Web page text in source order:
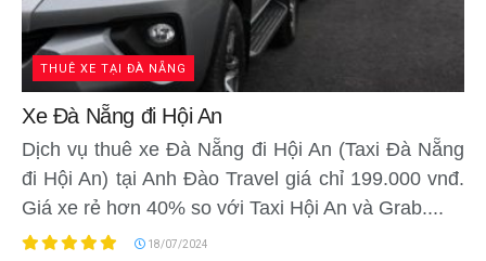
THUÊ XE TẠI ĐÀ NẴNG
Xe Đà Nẵng đi Hội An
Dịch vụ thuê xe Đà Nẵng đi Hội An (Taxi Đà Nẵng
đi Hội An) tại Anh Đào Travel giá chỉ 199.000 vnđ.
Giá xe rẻ hơn 40% so với Taxi Hội An và Grab....
18/07/2024